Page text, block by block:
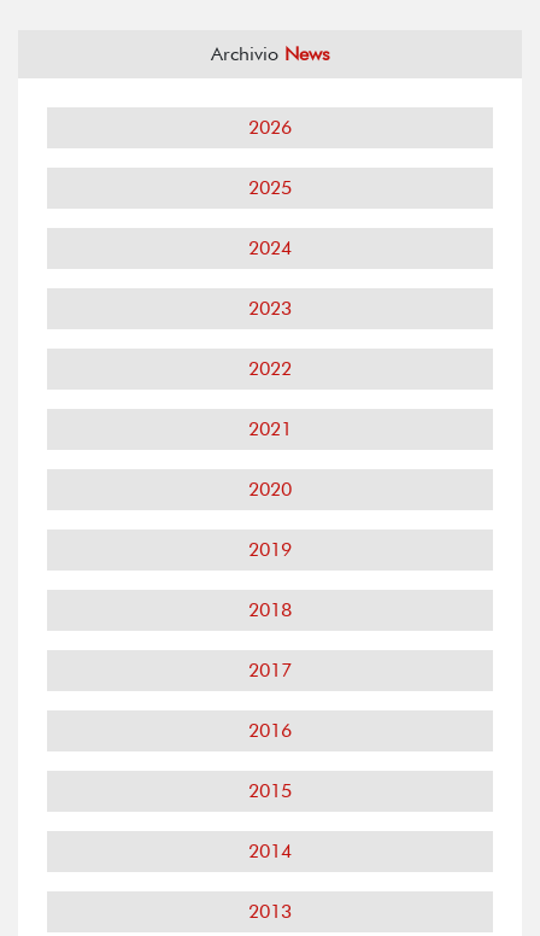
Archivio News
2026
2025
2024
2023
2022
2021
2020
2019
2018
2017
2016
2015
2014
2013